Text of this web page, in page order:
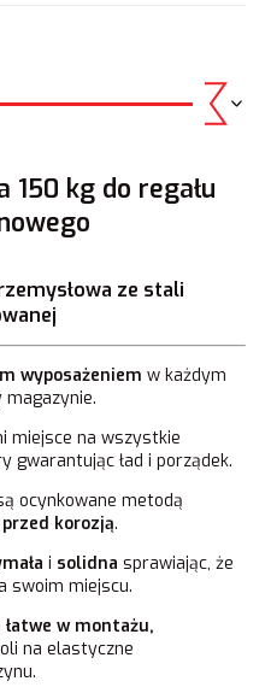
150 kg do regału
ze stali
wyposażeniem w każdym
miejsce na wszystkie
gwarantując ład i porządek.
ocynkowane metodą
korozją.
i solidna sprawiając, że
swoim miejscu.
łatwe w montażu,
na elastyczne